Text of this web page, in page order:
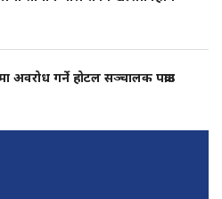
अवरोध गर्ने होटल सञ्चालक पक्राउ